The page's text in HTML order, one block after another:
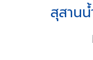
สุสาน